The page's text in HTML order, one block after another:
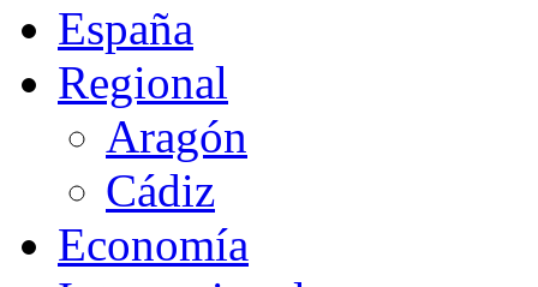
España
Regional
Aragón
Cádiz
Economía